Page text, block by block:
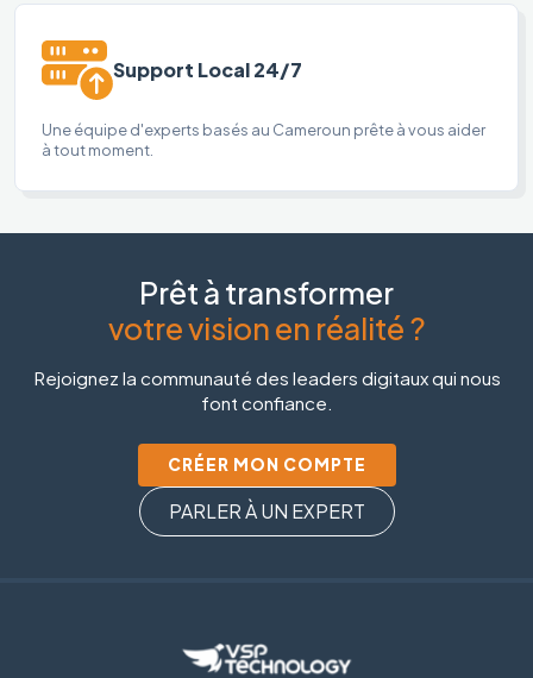
Support Local 24/7
Une équipe d'experts basés au Cameroun prête à vous aider
à tout moment.
Prêt à transformer
votre vision en réalité ?
Rejoignez la communauté des leaders digitaux qui nous
font confiance.
CRÉER MON COMPTE
PARLER À UN EXPERT